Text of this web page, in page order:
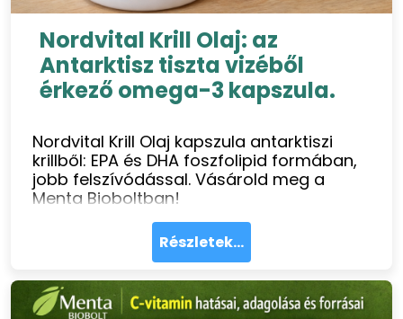
Nordvital Krill Olaj: az
Antarktisz tiszta vizéből
érkező omega-3 kapszula.
Nordvital Krill Olaj kapszula antarktiszi
krillből: EPA és DHA foszfolipid formában,
jobb felszívódással. Vásárold meg a
Menta Bioboltban!
Részletek...